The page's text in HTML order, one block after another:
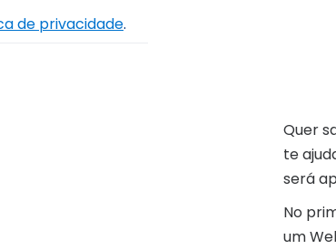
de privacidade.
Quer
te
será
No
um